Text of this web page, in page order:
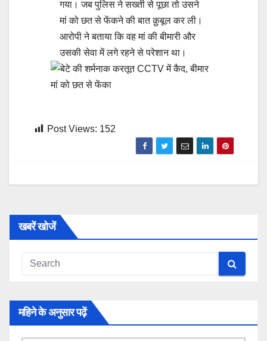
गया। जब पुलिस ने सख्ती से पूछा तो उसने
मां को छत से फेंकने की बात क़ुबूल कर ली।
आरोपी ने बताया कि वह मां की बीमारी और
उसकी सेवा में लगे रहने से परेशान था।
Post Views: 152
खबरें खोजें
महिने के अनुसार पढ़ें